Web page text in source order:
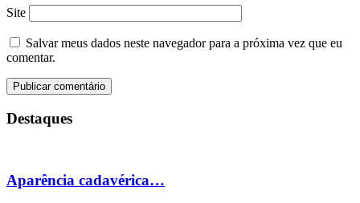
Site
Salvar meus dados neste navegador para a próxima vez que eu
comentar.
Destaques
Aparência cadavérica…